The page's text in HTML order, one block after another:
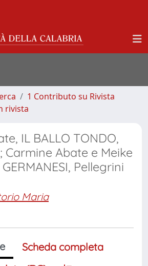
1 Contributo su Rivista
rivista
IL BALLO TONDO,
Carmine Abate e Meike
Pellegrini
Maria
Scheda completa